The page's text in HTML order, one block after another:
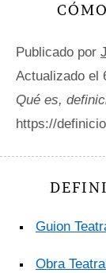
Publicado por
Actualizado el
Qué es,
https://
Guion
Obra